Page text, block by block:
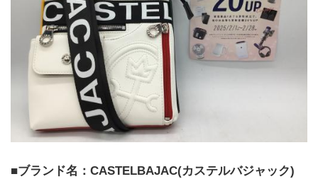
■ブランド名：CASTELBAJAC(カステルバジャック)